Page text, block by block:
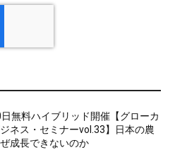
日無料ハイブリッド開催【グローカ
ネス・セミナーvol.33】日本の農
成長できないのか